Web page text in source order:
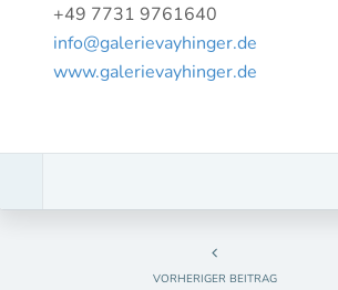
+49 7731 9761640
info@galerievayhinger.de
www.galerievayhinger.de
VORHERIGER BEITRAG